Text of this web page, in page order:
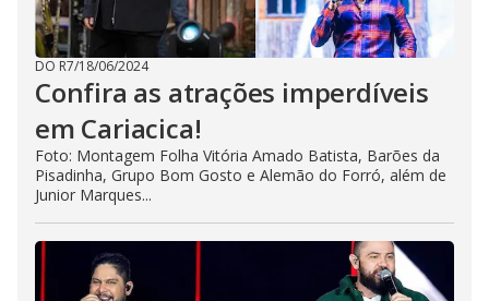
DO R7/18/06/2024
Confira as atrações imperdíveis
em Cariacica!
Foto: Montagem Folha Vitória Amado Batista, Barões da
Pisadinha, Grupo Bom Gosto e Alemão do Forró, além de
Junior Marques...